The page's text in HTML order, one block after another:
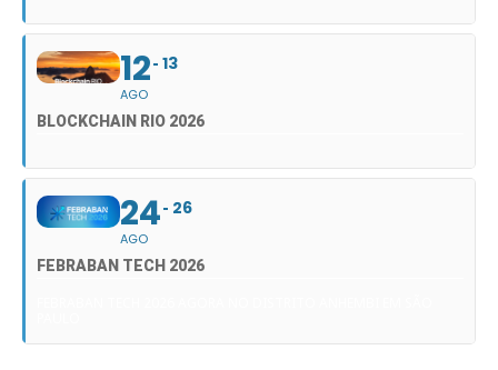
12
AGO
13
BLOCKCHAIN RIO 2026
24
AGO
26
FEBRABAN TECH 2026